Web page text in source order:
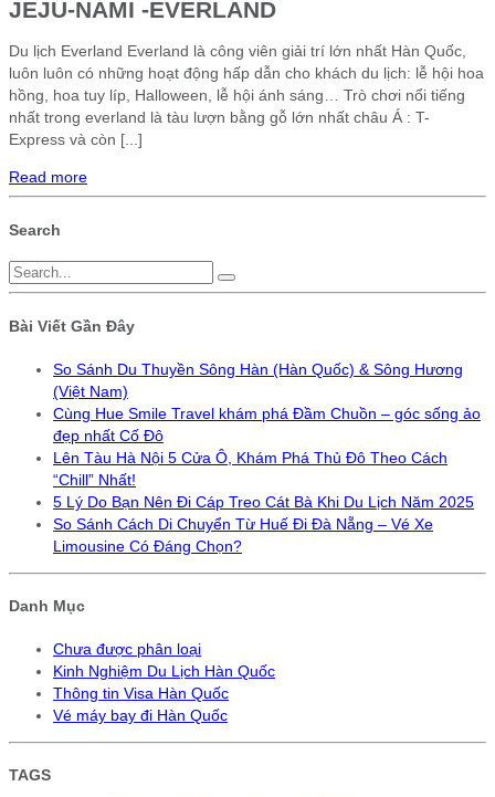
JEJU-NAMI -EVERLAND
Du lịch Everland Everland là công viên giải trí lớn nhất Hàn Quốc,
luôn luôn có những hoạt động hấp dẫn cho khách du lịch: lễ hội hoa
hồng, hoa tuy líp, Halloween, lễ hội ánh sáng… Trò chơi nổi tiếng
nhất trong everland là tàu lượn bằng gỗ lớn nhất châu Á : T-
Express và còn [...]
Read more
Search
Bài Viết Gần Đây
So Sánh Du Thuyền Sông Hàn (Hàn Quốc) & Sông Hương
(Việt Nam)
Cùng Hue Smile Travel khám phá Đầm Chuồn – góc sống ảo
đẹp nhất Cố Đô
Lên Tàu Hà Nội 5 Cửa Ô, Khám Phá Thủ Đô Theo Cách
“Chill” Nhất!
5 Lý Do Bạn Nên Đi Cáp Treo Cát Bà Khi Du Lịch Năm 2025
So Sánh Cách Di Chuyển Từ Huế Đi Đà Nẵng – Vé Xe
Limousine Có Đáng Chọn?
Danh Mục
Chưa được phân loại
Kinh Nghiệm Du Lịch Hàn Quốc
Thông tin Visa Hàn Quốc
Vé máy bay đi Hàn Quốc
TAGS